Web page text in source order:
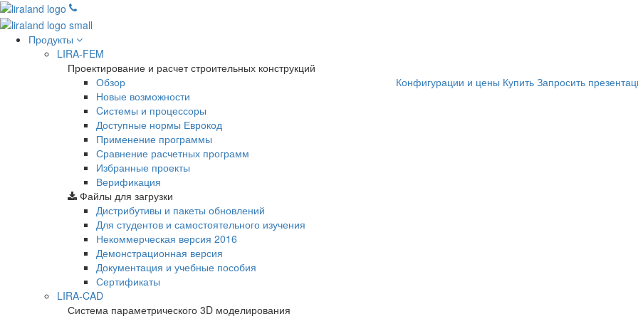
Продукты
LIRA-FEM
Проектирование и расчет строительных конструкций
Обзор
Новые возможности
Cистемы и процессоры
Доступные нормы Еврокод
Применение программы
Сравнение расчетных программ
Избранные проекты
Верификация
Конфигурации и цены Купить Запросить
Файлы для загрузки
Дистрибутивы и пакеты обновлений
Для студентов и самостоятельного изучения
Некоммерческая версия 2016
Демонстрационная версия
Документация и учебные пособия
Сертификаты
LIRA-CAD
Система параметрического 3D моделирования